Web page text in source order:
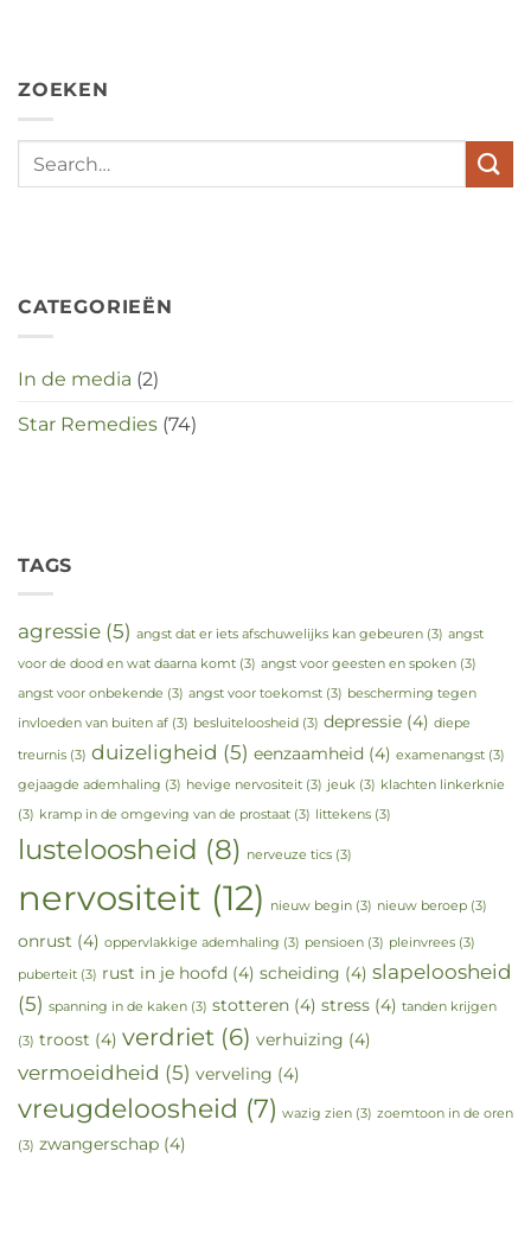
in
ZOEKEN
CATEGORIEËN
In de media (2)
Star Remedies (74)
TAGS
agressie (5) angst dat er iets afschuwelijks kan gebeuren (3) angst
voor de dood en wat daarna komt (3) angst voor geesten en spoken (3)
angst voor onbekende (3) angst voor toekomst (3) bescherming tegen
invloeden van buiten af (3) besluiteloosheid (3) depressie (4) diepe
treurnis (3) duizeligheid (5) eenzaamheid (4) examenangst (3)
gejaagde ademhaling (3) hevige nervositeit (3) jeuk (3) klachten linkerknie
(3) kramp in de omgeving van de prostaat (3) littekens (3)
lusteloosheid (8) nerveuze tics (3)
nervositeit (12) nieuw begin (3) nieuw beroep (3)
onrust (4) oppervlakkige ademhaling (3) pensioen (3) pleinvrees (3)
puberteit (3) rust in je hoofd (4) scheiding (4) slapeloosheid
(5) spanning in de kaken (3) stotteren (4) stress (4) tanden krijgen
(3) troost (4) verdriet (6) verhuizing (4)
vermoeidheid (5) verveling (4)
vreugdeloosheid (7) wazig zien (3) zoemtoon in de oren
(3) zwangerschap (4)